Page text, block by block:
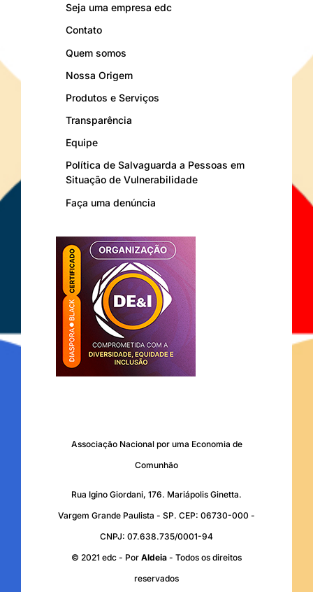
Seja uma empresa edc
Contato
Quem somos
Nossa Origem
Produtos e Serviços
Transparência
Equipe
Política de Salvaguarda a Pessoas em
Situação de Vulnerabilidade
Faça uma denúncia
Associação Nacional por uma Economia de
Comunhão
Rua Igino Giordani, 176. Mariápolis Ginetta.
Vargem Grande Paulista - SP. CEP: 06730-000 -
CNPJ: 07.638.735/0001-94
© 2021 edc - Por Aldeia - Todos os direitos
reservados